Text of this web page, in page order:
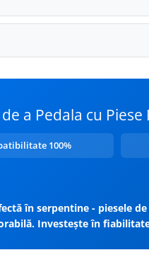
a Pedala cu
100%
în serpentine - piesele
Investește în